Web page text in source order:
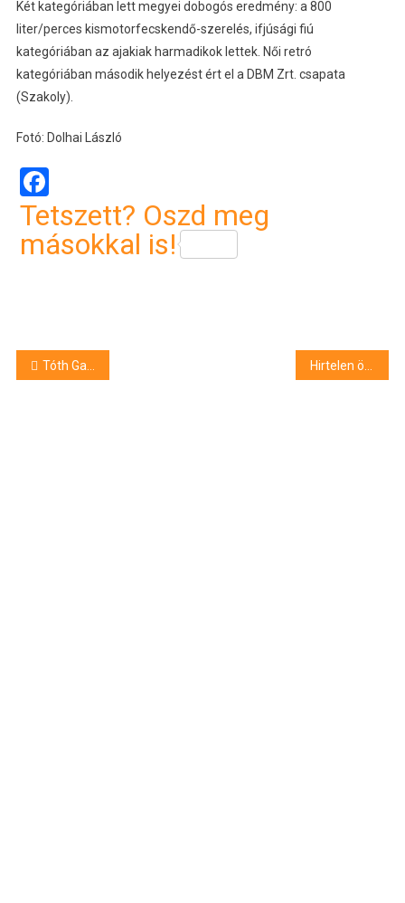
Két kategóriában lett megyei dobogós eredmény: a 800
liter/perces kismotorfecskendő-szerelés, ifjúsági fiú
kategóriában az ajakiak harmadikok lettek. Női retró
kategóriában második helyezést ért el a DBM Zrt. csapata
(Szakoly).
Fotó: Dolhai László
Facebook
Tetszett? Oszd meg
másokkal is!
Bejegyzés
Tóth Gabi kiszőkült Hirtelen ötlettől vezérelve birkát loptak egy bojti birtokról